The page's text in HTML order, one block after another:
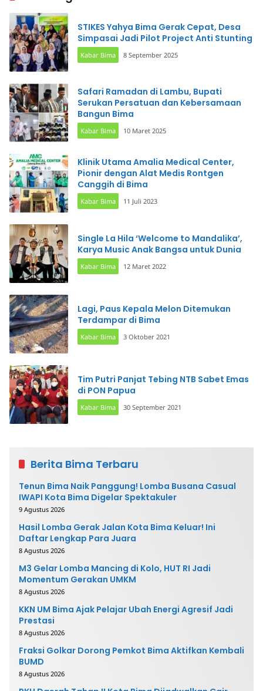
STIKES Yahya Bima Gerak Cepat, Desa
Simpasai Jadi Pilot Project Anti Stunting
Kabar Bima 8 September 2025
Safari Ramadan di Lambu, Bupati
Serukan Persatuan dan Kebersamaan
Bangun Bima
Kabar Bima 10 Maret 2025
Klinik Utama Amalia Medical Center,
Pionir dengan Alat Medis Rontgen
Canggih di Bima
Kabar Bima 11 Juli 2023
Single La Hila ‘Welcome to Mandalika’,
Karya Music Anak Bangsa untuk Dunia
Kabar Bima 12 Maret 2022
Lagi, Paus Kepala Melon Ditemukan
Terdampar di Bima
Kabar Bima 3 Oktober 2021
Tim Putri Panjat Tebing NTB Sabet Emas
di PON Papua
Kabar Bima 30 September 2021
Berita Bima Terbaru
Tenun Bima Naik Panggung! Lomba Busana Casual
IWAPI Kota Bima Digelar Spektakuler
9 Agustus 2026
Hasil Lomba Gerak Jalan Kota Bima Keluar! Ini
Daftar Lengkap Para Juara
8 Agustus 2026
M3 Gelar Lomba Mancing di Kolo, HUT RI Jadi
Momentum Gerakan UMKM
8 Agustus 2026
KKN UM Bima Ajak Pelajar Ubah Energi Agresif Jadi
Prestasi
8 Agustus 2026
Fraksi Golkar Dorong Pemkot Bima Aktifkan Kembali
BUMD
8 Agustus 2026